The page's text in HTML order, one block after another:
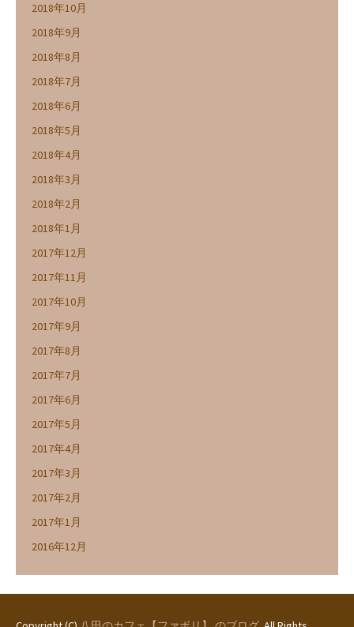
2018年10月
2018年9月
2018年8月
2018年7月
2018年6月
2018年5月
2018年4月
2018年3月
2018年2月
2018年1月
2017年12月
2017年11月
2017年10月
2017年9月
2017年8月
2017年7月
2017年6月
2017年5月
2017年4月
2017年3月
2017年2月
2017年1月
2016年12月